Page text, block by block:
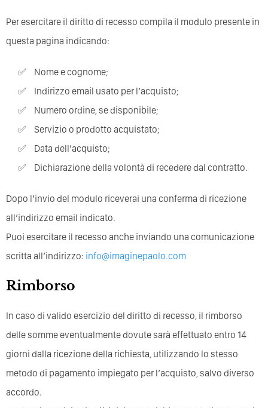
Per esercitare il diritto di recesso compila il modulo presente in
questa pagina indicando:
Nome e cognome;
Indirizzo email usato per l’acquisto;
Numero ordine, se disponibile;
Servizio o prodotto acquistato;
Data dell’acquisto;
Dichiarazione della volontà di recedere dal contratto.
Dopo l’invio del modulo riceverai una conferma di ricezione
all’indirizzo email indicato.
Puoi esercitare il recesso anche inviando una comunicazione
scritta all’indirizzo: info@imaginepaolo.com
Rimborso
In caso di valido esercizio del diritto di recesso, il rimborso
delle somme eventualmente dovute sarà effettuato entro 14
giorni dalla ricezione della richiesta, utilizzando lo stesso
metodo di pagamento impiegato per l’acquisto, salvo diverso
accordo.